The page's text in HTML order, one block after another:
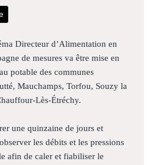
Directeur d’Alimentation en
de mesures va être mise en
potable des communes
Mauchamps, Torfou, Souzy la
Lès-Étréchy.
une quinzaine de jours et
les débits et les pressions
afin de caler et fiabiliser le